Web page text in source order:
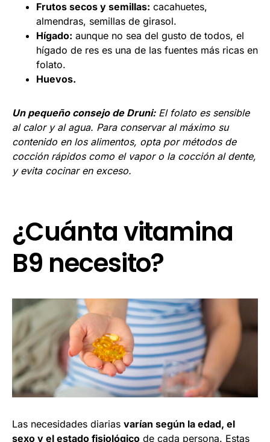
Frutos secos y semillas: cacahuetes,
almendras, semillas de girasol.
Hígado: aunque no sea del gusto de todos, el
hígado de res es una de las fuentes más ricas en
folato.
Huevos.
Un pequeño consejo de Druni:El folato es sensible
al calor y al agua. Para conservar al máximo su
contenido en los alimentos, opta por métodos de
cocción rápidos como el vapor o la cocción al dente,
y evita cocinar en exceso.
¿Cuánta vitamina
B9 necesito?
Las necesidades diarias varían según la edad, el
sexo y el estado fisiológico de cada persona. Estas